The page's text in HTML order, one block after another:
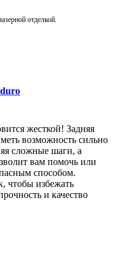
отделкой.
жесткой! Задняя
возможность сильно
сложные шаги, а
вам помочь или
способом.
чтобы избежать
и качество